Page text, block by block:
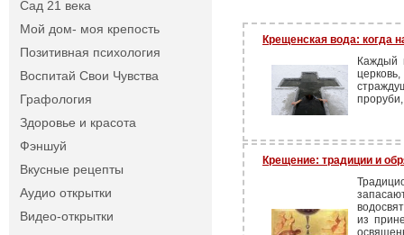
Сад 21 века
Мой дом- моя крепость
Позитивная психология
Воспитай Свои Чувства
Графология
Здоровье и красота
Фэншуй
Вкусные рецепты
Аудио открытки
Видео-открытки
Крещенская вода: когда
Каждый
Крещение: традиции и
из